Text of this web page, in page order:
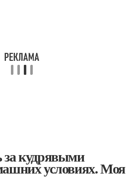
кудрявыми
условиях. Моя